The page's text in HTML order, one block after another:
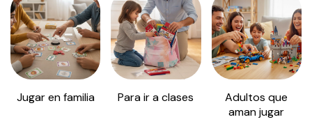
Jugar en familia Para ir a clases
Adultos que
aman jugar